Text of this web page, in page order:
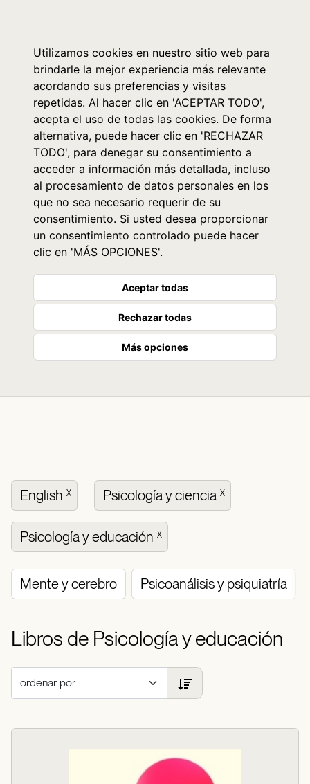
Utilizamos cookies en nuestro sitio web para
brindarle la mejor experiencia más relevante
acordando sus preferencias y visitas
repetidas. Al hacer clic en 'ACEPTAR TODO',
acepta el uso de todas las cookies. De forma
alternativa, puede hacer clic en 'RECHAZAR
TODO', para denegar su consentimiento a
acceder a información más detallada, incluso
al procesamiento de datos personales en los
que no sea necesario requerir de su
consentimiento. Si usted desea proporcionar
un consentimiento controlado puede hacer
clic en 'MÁS OPCIONES'.
Aceptar todas
Rechazar todas
Más opciones
English X Psicología y ciencia X
Psicología y educación X
Mente y cerebro Psicoanálisis y psiquiatría
Libros de Psicología y educación